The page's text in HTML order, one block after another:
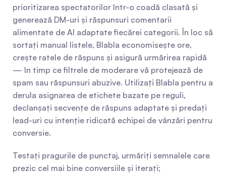
prioritizarea spectatorilor într-o coadă clasată și
generează DM-uri și răspunsuri comentarii
alimentate de AI adaptate fiecărei categorii. În loc să
sortați manual listele, Blabla economisește ore,
crește ratele de răspuns și asigură urmărirea rapidă
— în timp ce filtrele de moderare vă protejează de
spam sau răspunsuri abuzive. Utilizați Blabla pentru a
derula asignarea de etichete bazate pe reguli,
declanșați secvențe de răspuns adaptate și predați
lead-uri cu intenție ridicată echipei de vânzări pentru
conversie.
Testați pragurile de punctaj, urmăriți semnalele care
prezic cel mai bine conversiile și iterați;